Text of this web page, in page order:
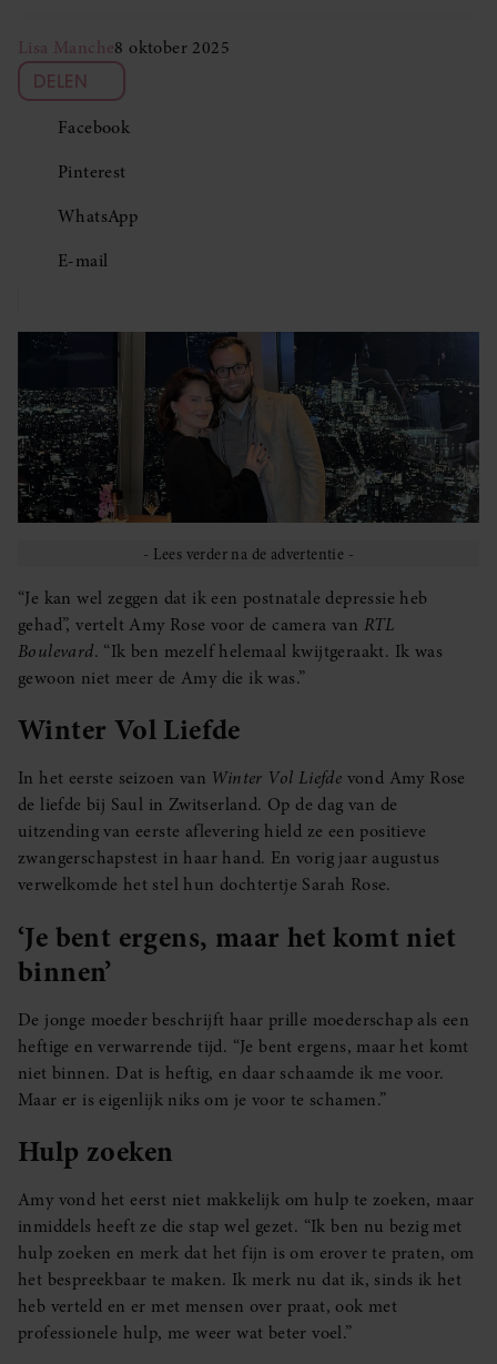
Lisa Manche8 oktober 2025
DELEN
Facebook
Pinterest
WhatsApp
E-mail
“Je kan wel zeggen dat ik een postnatale depressie heb
gehad”, vertelt Amy Rose voor de camera van RTL
Boulevard. “Ik ben mezelf helemaal kwijtgeraakt. Ik was
gewoon niet meer de Amy die ik was.”
Winter Vol Liefde
In het eerste seizoen van Winter Vol Liefde vond Amy Rose
de liefde bij Saul in Zwitserland. Op de dag van de
uitzending van eerste aflevering hield ze een positieve
zwangerschapstest in haar hand. En vorig jaar augustus
verwelkomde het stel hun dochtertje Sarah Rose.
‘Je bent ergens, maar het komt niet
binnen’
De jonge moeder beschrijft haar prille moederschap als een
heftige en verwarrende tijd. “Je bent ergens, maar het komt
niet binnen. Dat is heftig, en daar schaamde ik me voor.
Maar er is eigenlijk niks om je voor te schamen.”
Hulp zoeken
Amy vond het eerst niet makkelijk om hulp te zoeken, maar
inmiddels heeft ze die stap wel gezet. “Ik ben nu bezig met
hulp zoeken en merk dat het fijn is om erover te praten, om
het bespreekbaar te maken. Ik merk nu dat ik, sinds ik het
heb verteld en er met mensen over praat, ook met
professionele hulp, me weer wat beter voel.”